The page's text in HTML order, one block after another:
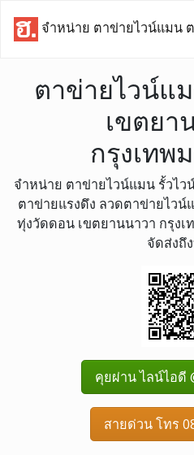
จำหน่าย ตาข่ายไวน์แมน
ตาข่ายไวน์แ
เขตยา
กรุงเทพ
จำหน่าย ตาข่ายไวน์แมน รั้วไ
ตาข่ายแรงดึง ลวดตาข่ายไว
ทุ่งวัดดอน เขตยานนาวา กรุง
จัดส่งถึ
คุยผ่าน ไลน์ไอดี
สายด่วน โทร